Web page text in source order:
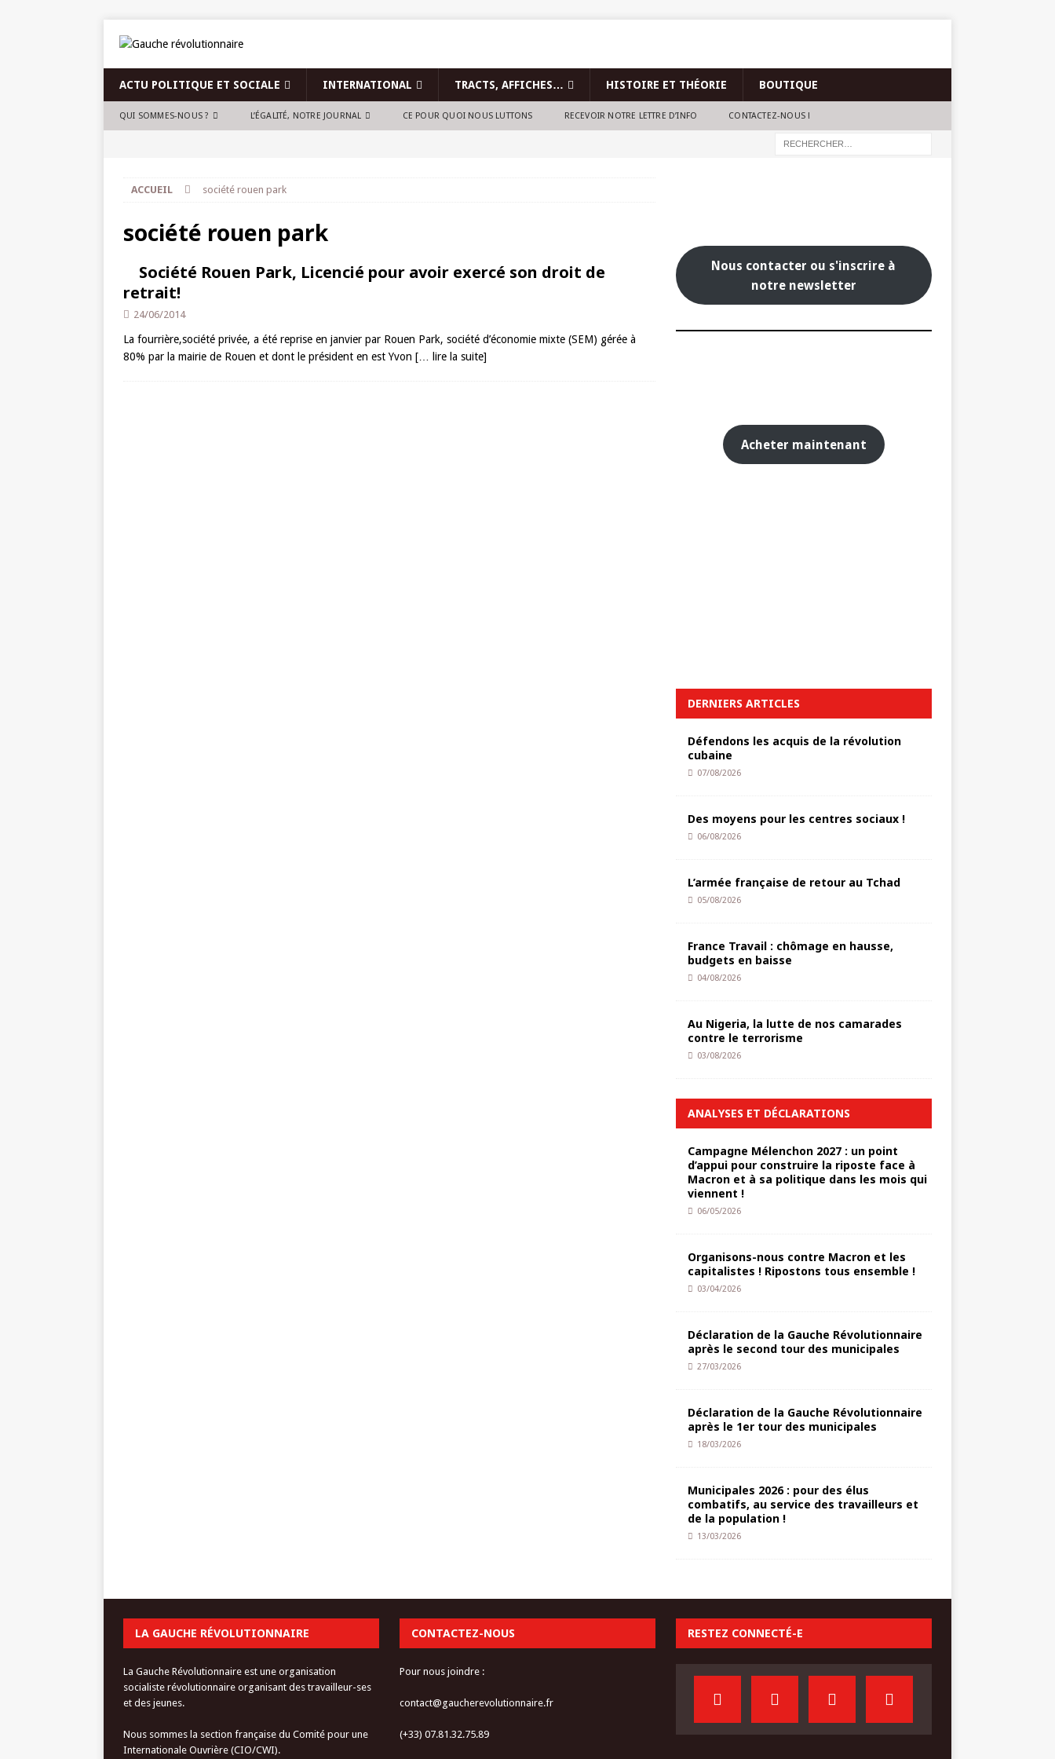
ACTU POLITIQUE ET SOCIALE INTERNATIONAL TRACTS, AFFICHES… HISTOIRE ET THÉORIE BOUTIQUE
QUI SOMMES-NOUS ? L’ÉGALITÉ, NOTRE JOURNAL CE POUR QUOI NOUS LUTTONS RECEVOIR NOTRE LETTRE D’INFO CONTACTEZ-NOUS !
ACCUEIL société rouen park
société rouen park
Société Rouen Park, Licencié pour avoir exercé son droit de
retrait!
24/06/2014
La fourrière,société privée, a été reprise en janvier par Rouen Park, société d’économie mixte (SEM) gérée à
80% par la mairie de Rouen et dont le président en est Yvon [… lire la suite]
Nous contacter ou s'inscrire à
notre newsletter
Acheter maintenant
DERNIERS ARTICLES
Défendons les acquis de la révolution
cubaine
07/08/2026
Des moyens pour les centres sociaux !
06/08/2026
L’armée française de retour au Tchad
05/08/2026
France Travail : chômage en hausse,
budgets en baisse
04/08/2026
Au Nigeria, la lutte de nos camarades
contre le terrorisme
03/08/2026
ANALYSES ET DÉCLARATIONS
Campagne Mélenchon 2027 : un point
d’appui pour construire la riposte face à
Macron et à sa politique dans les mois qui
viennent !
06/05/2026
Organisons-nous contre Macron et les
capitalistes ! Ripostons tous ensemble !
03/04/2026
Déclaration de la Gauche Révolutionnaire
après le second tour des municipales
27/03/2026
Déclaration de la Gauche Révolutionnaire
après le 1er tour des municipales
18/03/2026
Municipales 2026 : pour des élus
combatifs, au service des travailleurs et
de la population !
13/03/2026
LA GAUCHE RÉVOLUTIONNAIRE
La Gauche Révolutionnaire est une organisation
socialiste révolutionnaire organisant des travailleur-ses
et des jeunes.
Nous sommes la section française du Comité pour une
Internationale Ouvrière (CIO/CWI).
CONTACTEZ-NOUS
Pour nous joindre :
contact@gaucherevolutionnaire.fr
(+33) 07.81.32.75.89
RESTEZ CONNECTÉ-E